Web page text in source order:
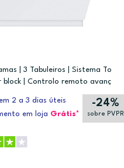
| 3 Tabuleiros | Sistema To
block | Controlo remoto avanç
(Wi-Fi + BLE) | 16 Conju
2 a 3 dias úteis
em loja Grátis*
-24%
sobre PVPR